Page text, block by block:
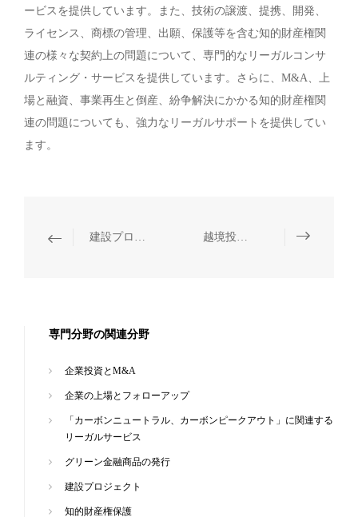
ービスを提供しています。また、技術の譲渡、提携、開発、
ライセンス、商標の管理、出願、保護等を含む知的財産権関
連の様々な契約上の問題について、専門的なリーガルコンサ
ルティング・サービスを提供しています。さらに、M&A、上
場と融資、事業再生と倒産、紛争解決にかかる知的財産権関
連の問題についても、強力なリーガルサポートを提供してい
ます。
建設プロジェクト 越境投資と事業提携
専門分野の関連分野
企業投資とM&A
企業の上場とフォローアップ
「カーボンニュートラル、カーボンピークアウト」に関連する
リーガルサービス
グリーン金融商品の発行
建設プロジェクト
知的財産権保護